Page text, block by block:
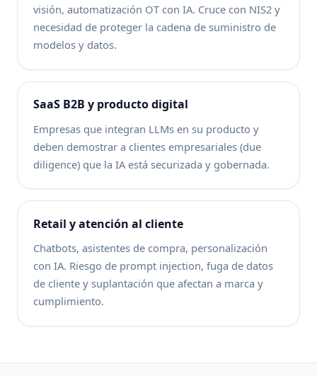
visión, automatización OT con IA. Cruce con NIS2 y
necesidad de proteger la cadena de suministro de
modelos y datos.
SaaS B2B y producto digital
Empresas que integran LLMs en su producto y
deben demostrar a clientes empresariales (due
diligence) que la IA está securizada y gobernada.
Retail y atención al cliente
Chatbots, asistentes de compra, personalización
con IA. Riesgo de prompt injection, fuga de datos
de cliente y suplantación que afectan a marca y
cumplimiento.